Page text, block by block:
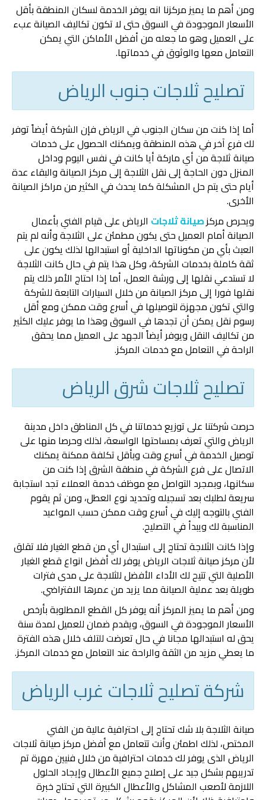
ومن أهم ما يميز مركزنا انه يوفر الخدمة لسكان المنطقة بأقل
الأسعار الموجودة في السوق حتى لا تكون تكاليف الصيانة عبء
على العميل وهو ما جعله من أفضل الأماكن التي يمكن
التعامل معها والوثوق في خدماتها.
تصليح ثلاجات جنوب الرياض
أما إذا كنت من سكان الجنوب في الرياض فإن الشركة أيضاً توفر
لك فرع آخر في هذه المنطقة ويمكنك الحصول على خدمات
صيانة ثلاجة من أي ماركة أيا كانت في نفس اليوم وداخل
المنزل دون الحاجة إلى نقل الثلاجة إلى مركز الصيانة والبقاء عدة
أيام حتى يتم حل المشكلة كما يحدث في الكثير من مراكز الصيانة
الأخرى.
ويحرص مركزصيانة ثلاجات الرياض على قيام الفني بأعمال
الصيانة أمام العميل حتى يكون مطمئن على الثلاجة وأنه لم يتم
العبث بأي من مكوناتها الداخلية أو استبدالها لذلك يكون على
ثقة كاملة بخدمات الشركة، وكل هذا يتم في حال كانت الثلاجة
لا تستدعي نقلها إلى ورشة العمل، أما إذا احتاج الأمر ذلك يتم
نقلها فورا إلى مركز الصيانة من خلال السيارات التابعة للشركة
والتي تكون مجهزة لتوصيلها في أسرع وقت ممكن ومع أقل
رسوم نقل يمكن أن تجدها في السوق وهذا ما يوفر عليك الكثير
من تكاليف النقل ويوفر أيضاً الجهد على العميل مما يحقق
الراحة في التعامل مع خدمات المركز.
تصليح ثلاجات شرق الرياض
حرصت شركتنا على توزيع خدماتنا في كل المناطق داخل مدينة
الرياض والتي تعرف بمساحتها الواسعة، لذلك وحرصا منها على
توصيل الخدمة في أسرع وقت وبأقل تكلفة ممكنة يمكنك
الاتصال على فرع الشركة في منطقة الشرق إذا كنت من
سكانها، وبمجرد التواصل مع موظف خدمة العملاء تجد استجابة
سريعة لطلبك بعد تسجيله وتحديد نوع العطل، ومن ثم يقوم
الفني بالتوجه إليك في أسرع وقت ممكن حسب المواعيد
المناسبة لك ويبدأ في التصليح.
وإذا كانت الثلاجة تحتاج إلى استبدال أي من قطع الغيار فلا تقلق
لأن مركز صيانة ثلاجات الرياض يوفر لك أفضل انواع قطع الغيار
الأصلية التي تتيح لك الأداء الأفضل للثلاجة على مدى فترات
طويلة بعد عملية الصيانة مما يزيد من عمرها الافتراضي.
ومن أهم ما يميز المركز أنه يوفر كل القطع المطلوبة بأرخص
الأسعار الموجودة في السوق، ويقدم ضمان للعميل لمدة سنة
يحق له استبدالها مجانا في حال تعرضت للتلف خلال هذه الفترة
ما يعطي مزيد من الثقة والراحة عند التعامل مع خدمات المركز.
شركة تصليح ثلاجات غرب الرياض
صيانة الثلاجة بلا شك تحتاج إلى احترافية عالية من الفني
المختص، لذلك اطمئن وأنت تتعامل مع أفضل مركز صيانة ثلاجات
الرياض الذى يوفر لك خدمات احترافية من خلال فنيين مهرة تم
تدريبهم بشكل جيد على إصلاح جميع الأعطال وإيجاد الحلول
اللازمة لأصعب المشاكل والأعطال الكبيرة التي تحتاج خبرة